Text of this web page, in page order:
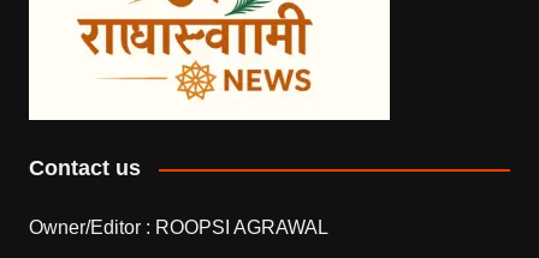
Contact us
Owner/Editor : ROOPSI AGRAWAL